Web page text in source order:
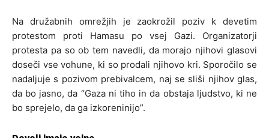
Na družabnih omrežjih je zaokrožil poziv k devetim
protestom proti Hamasu po vsej Gazi. Organizatorji
protesta pa so ob tem navedli, da morajo njihovi glasovi
doseči vse vohune, ki so prodali njihovo kri. Sporočilo se
nadaljuje s pozivom prebivalcem, naj se sliši njihov glas,
da bo jasno, da “Gaza ni tiho in da obstaja ljudstvo, ki ne
bo sprejelo, da ga izkoreninijo”.